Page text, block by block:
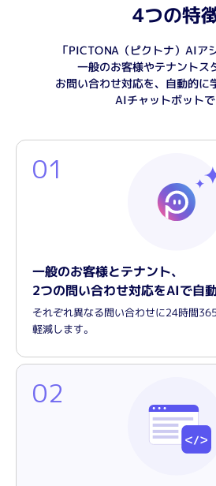
4つの特
「PICTONA（ピクトナ）AIア
一般のお客様やテナントス
お問い合わせ対応を、自動的に
AIチャットボットで
01
一般のお客様とテナント、
2つの問い合わせ対応をAIで自
それぞれ異なる問い合わせに24時間
軽減します。
02